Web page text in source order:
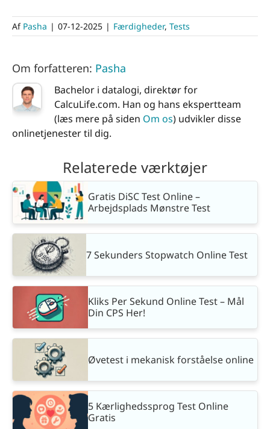
Af Pasha | 07-12-2025 | Færdigheder, Tests
Om forfatteren: Pasha
Bachelor i datalogi, direktør for
CalcuLife.com. Han og hans ekspertteam
(læs mere på siden Om os) udvikler disse
onlinetjenester til dig.
Relaterede værktøjer
Gratis DiSC Test Online –
Arbejdsplads Mønstre Test
7 Sekunders Stopwatch Online Test
Kliks Per Sekund Online Test – Mål
Din CPS Her!
Øvetest i mekanisk forståelse online
5 Kærlighedssprog Test Online
Gratis